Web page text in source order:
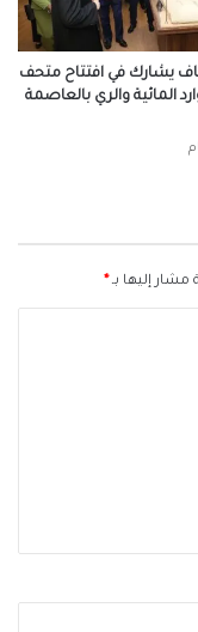
يشارك في افتتاح متحف
المائية والري بالعاصمة
مشار إليها بـ*